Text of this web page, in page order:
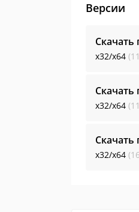
Версии
x32/x64
x32/x64
x32/x64